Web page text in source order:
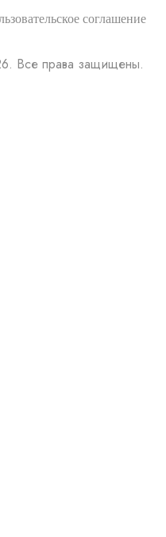
соглашение
Все права защищены.